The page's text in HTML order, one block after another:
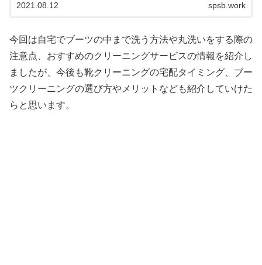
spsb.work
2021.08.12
今回は自宅でブーツの中まで洗う方法や丸洗いをする際の
注意点、おすすめのクリーニングサービスの情報を紹介し
ましたが、今後も靴クリーニングの宅配タイミング、ブー
ツクリーニングの選び方やメリットなども紹介していけた
らと思います。